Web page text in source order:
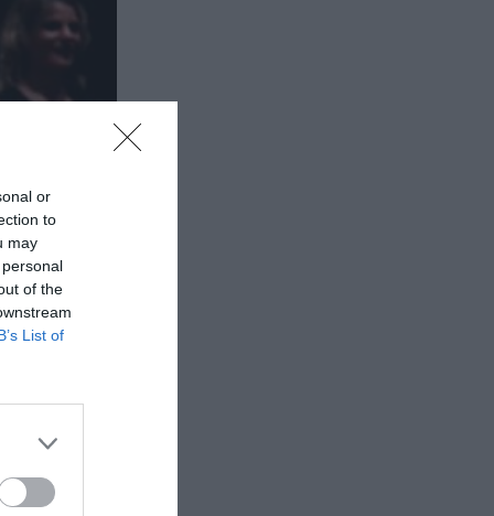
or
to
may
of the
List of
στην